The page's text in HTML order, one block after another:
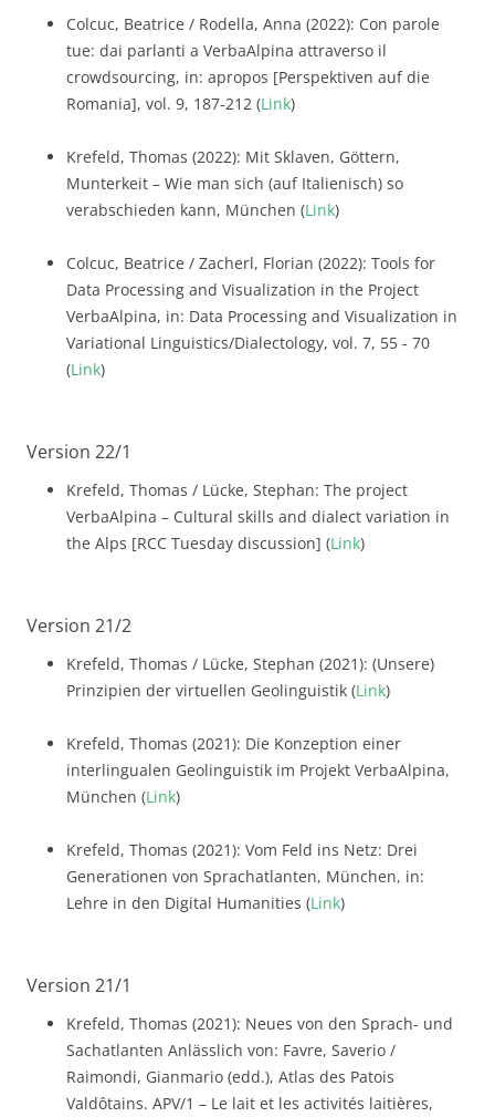
Colcuc, Beatrice / Rodella, Anna (2022): Con parole
tue: dai parlanti a VerbaAlpina attraverso il
crowdsourcing, in: apropos [Perspektiven auf die
Romania], vol. 9, 187-212 (Link)
Krefeld, Thomas (2022): Mit Sklaven, Göttern,
Munterkeit – Wie man sich (auf Italienisch) so
verabschieden kann, München (Link)
Colcuc, Beatrice / Zacherl, Florian (2022): Tools for
Data Processing and Visualization in the Project
VerbaAlpina, in: Data Processing and Visualization in
Variational Linguistics/Dialectology, vol. 7, 55 - 70
(Link)
Version 22/1
Krefeld, Thomas / Lücke, Stephan: The project
VerbaAlpina – Cultural skills and dialect variation in
the Alps [RCC Tuesday discussion] (Link)
Version 21/2
Krefeld, Thomas / Lücke, Stephan (2021): (Unsere)
Prinzipien der virtuellen Geolinguistik (Link)
Krefeld, Thomas (2021): Die Konzeption einer
interlingualen Geolinguistik im Projekt VerbaAlpina,
München (Link)
Krefeld, Thomas (2021): Vom Feld ins Netz: Drei
Generationen von Sprachatlanten, München, in:
Lehre in den Digital Humanities (Link)
Version 21/1
Krefeld, Thomas (2021): Neues von den Sprach- und
Sachatlanten Anlässlich von: Favre, Saverio /
Raimondi, Gianmario (edd.), Atlas des Patois
Valdôtains. APV/1 – Le lait et les activités laitières,